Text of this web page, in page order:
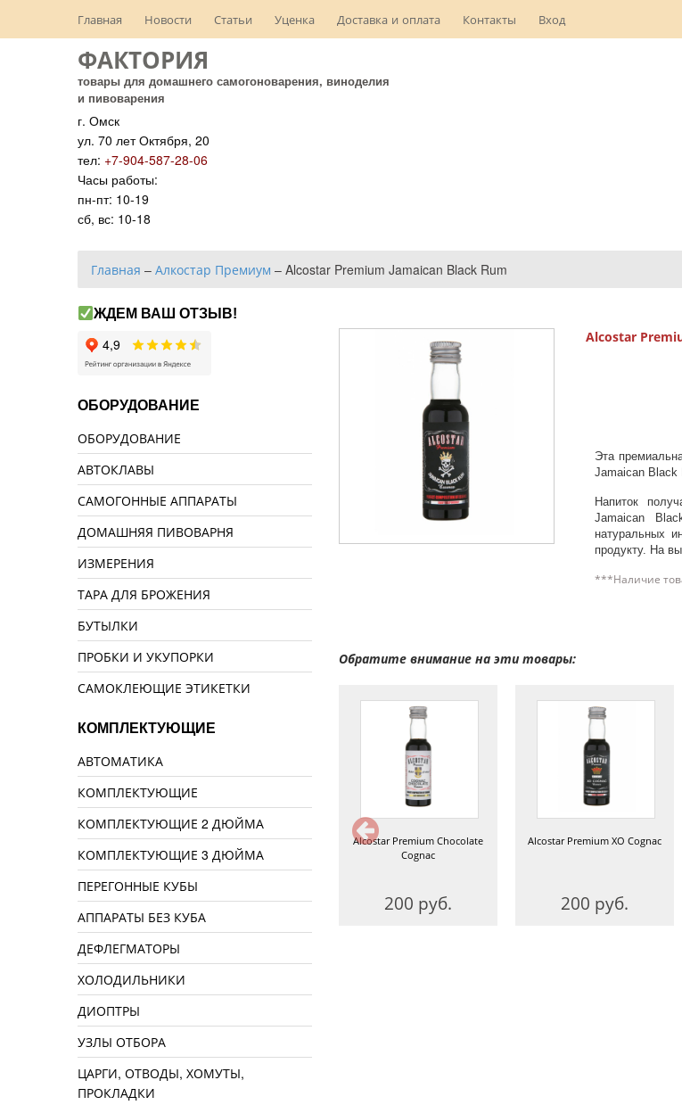
Главная Новости Статьи Уценка Доставка и оплата Контакты Вход
ФАКТОРИЯ
товары для домашнего самогоноварения, виноделия
и пивоварения
г. Омск
ул. 70 лет Октября, 20
тел: +7-904-587-28-06
Часы работы:
пн-пт: 10-19
сб, вс: 10-18
Главная – Алкостар Премиум – Alcostar Premium Jamaican Black Rum
Alcostar
Эта
Jamaican Black
Напиток
Jamaican
натуральных
продукту. На
***Наличие
Обратите внимание на эти товары:
Premium Honey Cognac
200 руб.
Alcostar Premium French Cognac
200 руб.
Alcostar Premium Chocolate
Cognac
200 руб.
Alcostar Premium XO Cognac
200 руб.
ЖДЕМ ВАШ ОТЗЫВ!
ОБОРУДОВАНИЕ
ОБОРУДОВАНИЕ
АВТОКЛАВЫ
САМОГОННЫЕ АППАРАТЫ
ДОМАШНЯЯ ПИВОВАРНЯ
ИЗМЕРЕНИЯ
ТАРА ДЛЯ БРОЖЕНИЯ
БУТЫЛКИ
ПРОБКИ И УКУПОРКИ
САМОКЛЕЮЩИЕ ЭТИКЕТКИ
КОМПЛЕКТУЮЩИЕ
АВТОМАТИКА
КОМПЛЕКТУЮЩИЕ
КОМПЛЕКТУЮЩИЕ 2 ДЮЙМА
КОМПЛЕКТУЮЩИЕ 3 ДЮЙМА
ПЕРЕГОННЫЕ КУБЫ
АППАРАТЫ БЕЗ КУБА
ДЕФЛЕГМАТОРЫ
ХОЛОДИЛЬНИКИ
ДИОПТРЫ
УЗЛЫ ОТБОРА
ЦАРГИ, ОТВОДЫ, ХОМУТЫ,
ПРОКЛАДКИ